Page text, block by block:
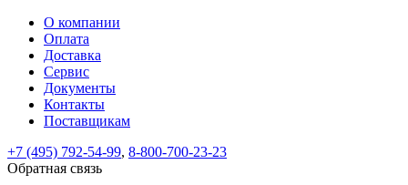
ВходРегистрация
Только
test@example.com
отправлена
по
ней
для
Только
Восстановление
пароля
Заполните
форму.
Мы
отправим
На
вашу
test@test.ru
отправлена
Введите
новый
пароль
Пароль
успешно
Обратная
связь
Ваше
сообщение
успешно
О компании
Оплата
Доставка
Сервис
Документы
Контакты
Поставщикам
+7 (495) 792-54-99, 8-800-700-23-23
Обратная связь